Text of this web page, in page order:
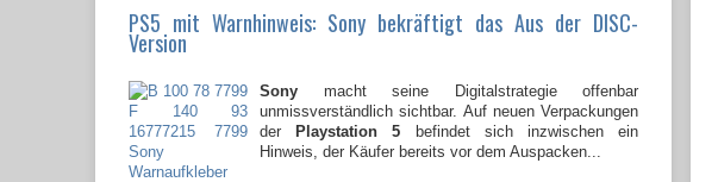
PS5 mit Warnhinweis: Sony bekräftigt das Aus der DISC-
Version
Sony macht seine Digitalstrategie offenbar
unmissverständlich sichtbar. Auf neuen Verpackungen
derPlaystation 5 befindet sich inzwischen ein
Hinweis, der Käufer bereits vor dem Auspacken...